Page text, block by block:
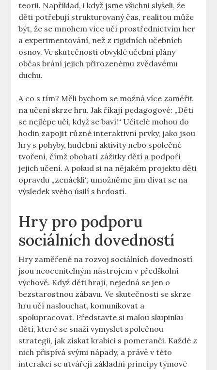
teorii. Například, i když jsme všichni slyšeli, že
děti potřebují strukturovaný čas, realitou může
být, že se mnohem více učí prostřednictvím her
a experimentování, než z rigidních učebních
osnov. Ve skutečnosti obvyklé učební plány
občas brání jejich přirozenému zvědavému
duchu.
A co s tím? Měli bychom se možná více zaměřit
na učení skrze hru. Jak říkají pedagogové: „Děti
se nejlépe učí, když se baví!“ Učitelé mohou do
hodin zapojit různé interaktivní prvky, jako jsou
hry s pohyby, hudební aktivity nebo společné
tvoření, čímž obohatí zážitky dětí a podpoří
jejich učení. A pokud si na nějakém projektu děti
opravdu „zenáckli“, umožněme jim dívat se na
výsledek svého úsilí s hrdostí.
Hry pro podporu
sociálních dovedností
Hry zaměřené na rozvoj sociálních dovedností
jsou neocenitelným nástrojem v předškolní
výchově. Když děti hrají, nejedná se jen o
bezstarostnou zábavu. Ve skutečnosti se skrze
hru učí naslouchat, komunikovat a
spolupracovat. Představte si malou skupinku
dětí, které se snaží vymyslet společnou
strategii, jak získat krabici s pomeranči. Každé z
nich přispívá svými nápady, a právě v této
interakci se utvářejí základní principy týmové